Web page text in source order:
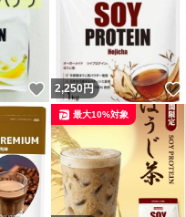
いいね！
2,250円
最大10%対象